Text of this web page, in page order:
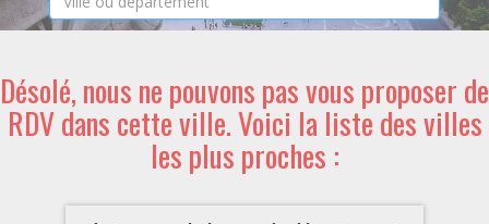
Désolé, nous ne pouvons pas vous proposer de
RDV dans cette ville. Voici la liste des villes
les plus proches :